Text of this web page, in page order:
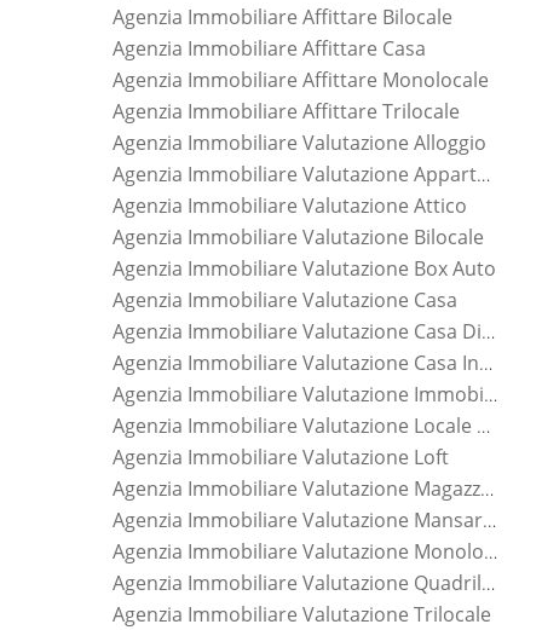
Agenzia Immobiliare Affittare Bilocale
Agenzia Immobiliare Affittare Casa
Agenzia Immobiliare Affittare Monolocale
Agenzia Immobiliare Affittare Trilocale
Agenzia Immobiliare Valutazione Alloggio
Agenzia Immobiliare Valutazione Appartamento
Agenzia Immobiliare Valutazione Attico
Agenzia Immobiliare Valutazione Bilocale
Agenzia Immobiliare Valutazione Box Auto
Agenzia Immobiliare Valutazione Casa
Agenzia Immobiliare Valutazione Casa Di Nuova Costruzione
Agenzia Immobiliare Valutazione Casa Indipendente
Agenzia Immobiliare Valutazione Immobile
Agenzia Immobiliare Valutazione Locale Commerciale
Agenzia Immobiliare Valutazione Loft
Agenzia Immobiliare Valutazione Magazzino
Agenzia Immobiliare Valutazione Mansarda
Agenzia Immobiliare Valutazione Monolocale
Agenzia Immobiliare Valutazione Quadrilocale
Agenzia Immobiliare Valutazione Trilocale